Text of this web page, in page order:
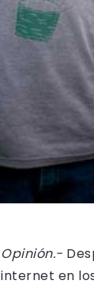
Opinión.-
internet en